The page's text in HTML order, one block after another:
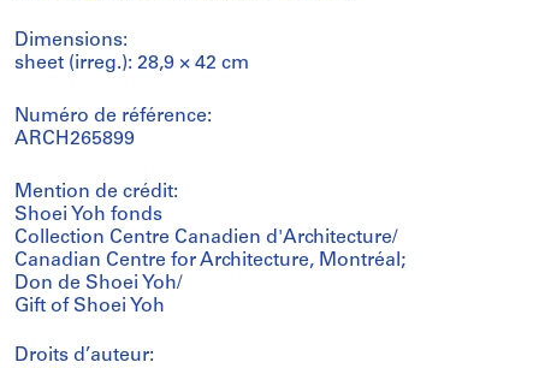
Dimensions:
sheet (irreg.): 28,9 × 42 cm
Numéro de référence:
ARCH265899
Mention de crédit:
Shoei Yoh fonds
Collection Centre Canadien d'Architecture/
Canadian Centre for Architecture, Montréal;
Don de Shoei Yoh/
Gift of Shoei Yoh
Droits d’auteur: